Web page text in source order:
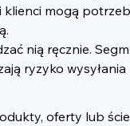
mogą
nią ręcznie.
ryzyko
oferty lub